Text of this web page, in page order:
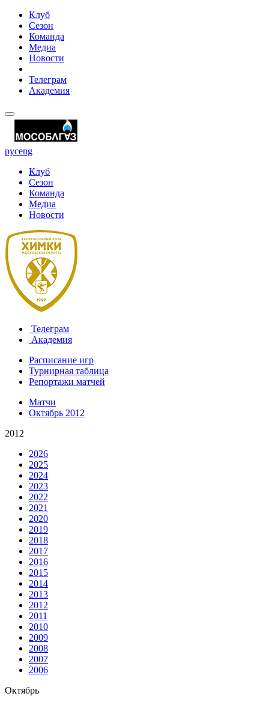
Клуб
Сезон
Команда
Медиа
Новости
Телеграм
Академия
русeng
Клуб
Сезон
Команда
Медиа
Новости
Телеграм
Академия
Расписание игр
Турнирная таблица
Репортажи матчей
Матчи
Октябрь 2012
2012
2026
2025
2024
2023
2022
2021
2020
2019
2018
2017
2016
2015
2014
2013
2012
2011
2010
2009
2008
2007
2006
Октябрь